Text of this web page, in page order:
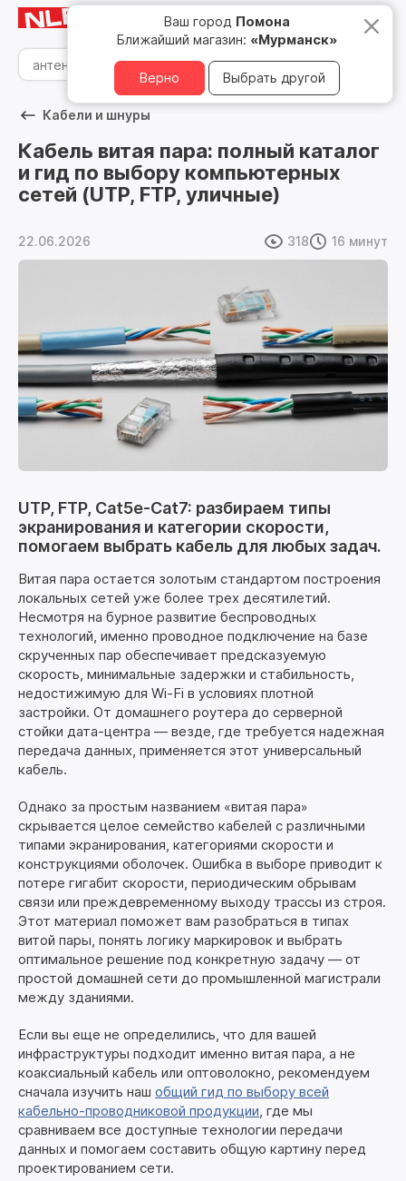
Мурманск
Ваш город Помона
Ближайший магазин: «Мурманск»
Верно Выбрать другой
8 800 500 05 15
Кабели и шнуры
Кабель витая пара: полный каталог
и гид по выбору компьютерных
сетей (UTP, FTP, уличные)
22.06.2026 318 16 минут
UTP, FTP, Cat5e-Cat7: разбираем типы
экранирования и категории скорости,
помогаем выбрать кабель для любых задач.
Витая пара остается золотым стандартом построения
локальных сетей уже более трех десятилетий.
Несмотря на бурное развитие беспроводных
технологий, именно проводное подключение на базе
скрученных пар обеспечивает предсказуемую
скорость, минимальные задержки и стабильность,
недостижимую для Wi-Fi в условиях плотной
застройки. От домашнего роутера до серверной
стойки дата-центра — везде, где требуется надежная
передача данных, применяется этот универсальный
кабель.
Однако за простым названием «витая пара»
скрывается целое семейство кабелей с различными
типами экранирования, категориями скорости и
конструкциями оболочек. Ошибка в выборе приводит к
потере гигабит скорости, периодическим обрывам
связи или преждевременному выходу трассы из строя.
Этот материал поможет вам разобраться в типах
витой пары, понять логику маркировок и выбрать
оптимальное решение под конкретную задачу — от
простой домашней сети до промышленной магистрали
между зданиями.
Если вы еще не определились, что для вашей
инфраструктуры подходит именно витая пара, а не
коаксиальный кабель или оптоволокно, рекомендуем
сначала изучить наш общий гид по выбору всей
кабельно-проводниковой продукции, где мы
сравниваем все доступные технологии передачи
данных и помогаем составить общую картину перед
проектированием сети.